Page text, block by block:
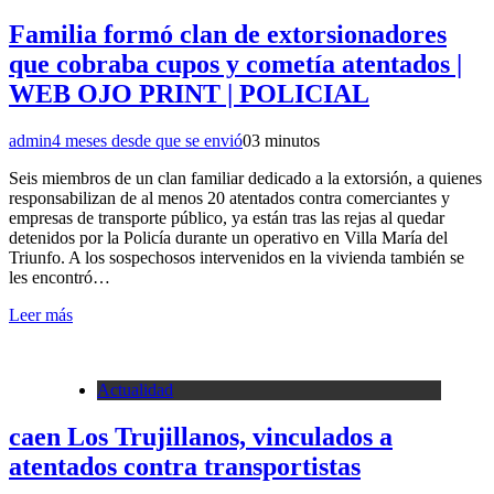
Familia formó clan de extorsionadores
que cobraba cupos y cometía atentados |
WEB OJO PRINT | POLICIAL
admin4 meses desde que se envió03 minutos
Seis miembros de un clan familiar dedicado a la extorsión, a quienes
responsabilizan de al menos 20 atentados contra comerciantes y
empresas de transporte público, ya están tras las rejas al quedar
detenidos por la Policía durante un operativo en Villa María del
Triunfo. A los sospechosos intervenidos en la vivienda también se
les encontró…
Leer más
Actualidad
caen Los Trujillanos, vinculados a
atentados contra transportistas